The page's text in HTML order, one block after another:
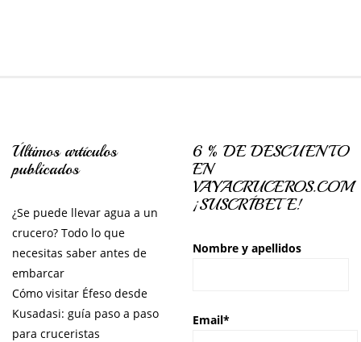
Últimos artículos
publicados
¿Se puede llevar agua a un
crucero? Todo lo que
necesitas saber antes de
embarcar
Cómo visitar Éfeso desde
Kusadasi: guía paso a paso
para cruceristas
6 % DE DESCUENTO
EN
VAYACRUCEROS.COM
¡SUSCRÍBETE!
Nombre y apellidos
Email*